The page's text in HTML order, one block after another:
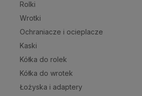
Rolki
Wrotki
Ochraniacze i ocieplacze
Kaski
Kółka do rolek
Kółka do wrotek
Łożyska i adaptery